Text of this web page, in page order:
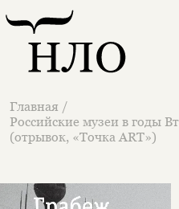
Главная /
Российские музеи в годы
(отрывок, «Точка ART»)